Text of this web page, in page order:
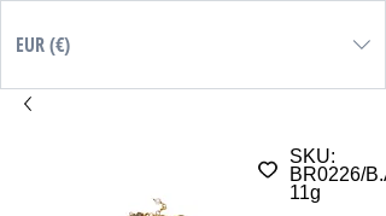
EUR (€)
SKU:
BR0226/
11g